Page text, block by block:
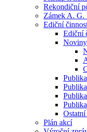
Rekondiční
Zámek A. G.
Ediční
Ediční
Plán akcí